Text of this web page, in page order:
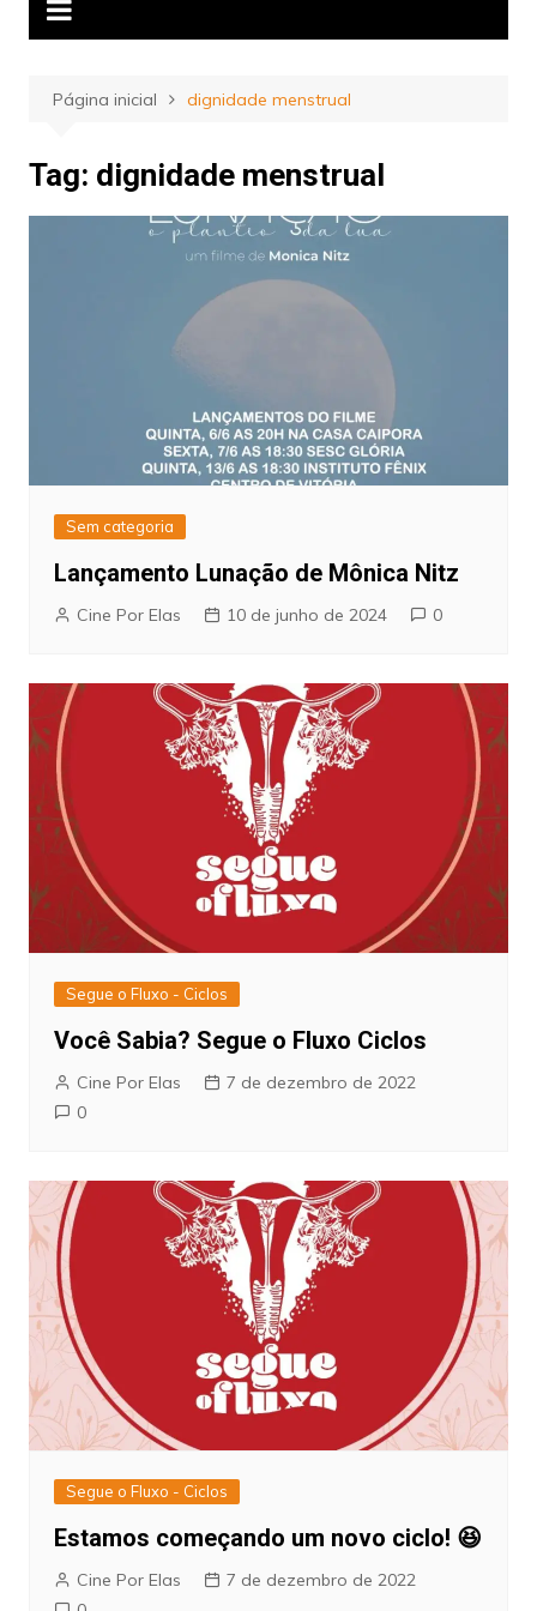
Página inicial dignidade menstrual
Tag: dignidade menstrual
Sem categoria
Lançamento Lunação de Mônica Nitz
Cine Por Elas 10 de junho de 2024 0
Segue o Fluxo - Ciclos
Você Sabia? Segue o Fluxo Ciclos
Cine Por Elas
7 de dezembro de 2022
0
Segue o Fluxo - Ciclos
Estamos começando um novo ciclo! 😆
Cine Por Elas
7 de dezembro de 2022